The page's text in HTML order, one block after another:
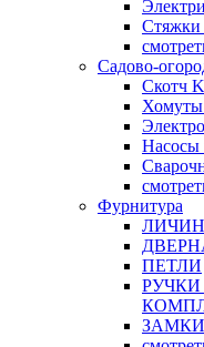
Стяжки
Садово-
Скотч
Хомуты
Насосы
Фурнитура
ПЕТЛИ